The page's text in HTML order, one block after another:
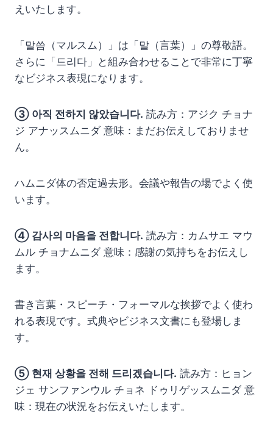
えいたします。
「말씀（マルスム）」は「말（言葉）」の尊敬語。
さらに「드리다」と組み合わせることで非常に丁寧
なビジネス表現になります。
③ 아직 전하지 않았습니다. 読み方：アジク チョナ
ジ アナッスムニダ 意味：まだお伝えしておりませ
ん。
ハムニダ体の否定過去形。会議や報告の場でよく使
います。
④ 감사의 마음을 전합니다. 読み方：カムサエ マウ
ムル チョナムニダ 意味：感謝の気持ちをお伝えし
ます。
書き言葉・スピーチ・フォーマルな挨拶でよく使わ
れる表現です。式典やビジネス文書にも登場しま
す。
⑤ 현재 상황을 전해 드리겠습니다. 読み方：ヒョン
ジェ サンファンウル チョネ ドゥリゲッスムニダ 意
味：現在の状況をお伝えいたします。